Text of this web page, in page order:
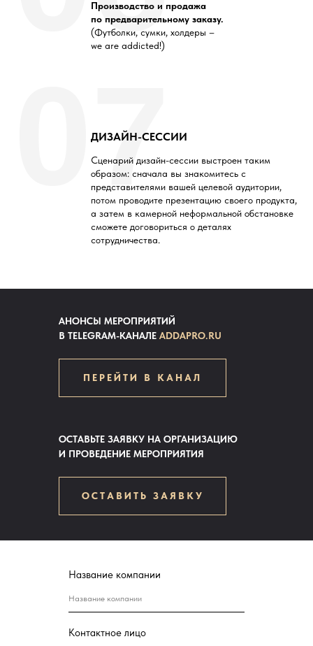
Производство и продажа
по предварительному заказу.
(Футболки, сумки, холдеры –
we are addicted!)
ДИЗАЙН-СЕССИИ
Сценарий дизайн-сессии выстроен таким
образом: сначала вы знакомитесь с
представителями вашей целевой аудитории,
потом проводите презентацию своего продукта,
а затем в камерной неформальной обстановке
сможете договориться о деталях
сотрудничества.
07
ОСТАВИТЬ ЗАЯВКУ
ОСТАВЬТЕ ЗАЯВКУ НА ОРГАНИЗАЦИЮ
И ПРОВЕДЕНИЕ МЕРОПРИЯТИЯ
ПЕРЕЙТИ В КАНАЛ
АНОНСЫ МЕРОПРИЯТИЙ
В TELEGRAM-КАНАЛЕ ADDAPRO.RU
Название компании
Контактное лицо